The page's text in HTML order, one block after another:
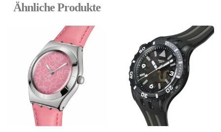
Ähnliche Produkte